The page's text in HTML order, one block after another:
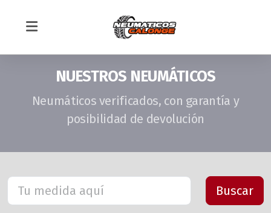
NUESTROS NEUMÁTICOS
Neumáticos verificados, con garantía y
posibilidad de devolución
Mecánica rápida